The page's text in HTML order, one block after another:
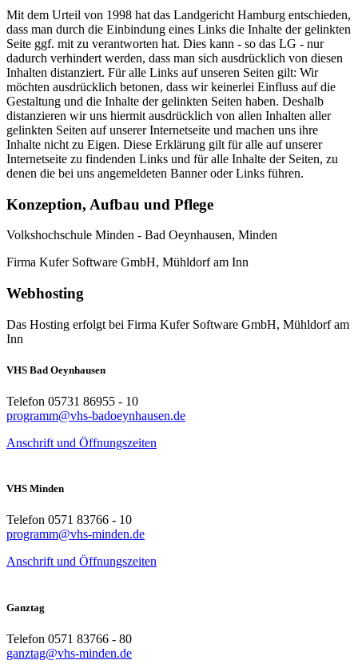
Mit dem Urteil von 1998 hat das Landgericht Hamburg entschieden,
dass man durch die Einbindung eines Links die Inhalte der gelinkten
Seite ggf. mit zu verantworten hat. Dies kann - so das LG - nur
dadurch verhindert werden, dass man sich ausdrücklich von diesen
Inhalten distanziert. Für alle Links auf unseren Seiten gilt: Wir
möchten ausdrücklich betonen, dass wir keinerlei Einfluss auf die
Gestaltung und die Inhalte der gelinkten Seiten haben. Deshalb
distanzieren wir uns hiermit ausdrücklich von allen Inhalten aller
gelinkten Seiten auf unserer Internetseite und machen uns ihre
Inhalte nicht zu Eigen. Diese Erklärung gilt für alle auf unserer
Internetseite zu findenden Links und für alle Inhalte der Seiten, zu
denen die bei uns angemeldeten Banner oder Links führen.
Konzeption, Aufbau und Pflege
Volkshochschule Minden - Bad Oeynhausen, Minden
Firma Kufer Software GmbH, Mühldorf am Inn
Webhosting
Das Hosting erfolgt bei Firma Kufer Software GmbH, Mühldorf am
Inn
VHS Bad Oeynhausen
Telefon 05731 86955 - 10
programm@vhs-badoeynhausen.de
Anschrift und Öffnungszeiten
VHS Minden
Telefon 0571 83766 - 10
programm@vhs-minden.de
Anschrift und Öffnungszeiten
Ganztag
Telefon 0571 83766 - 80
ganztag@vhs-minden.de